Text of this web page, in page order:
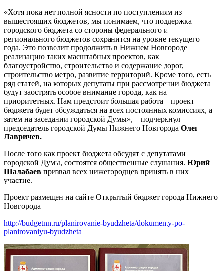
«Хотя пока нет полной ясности по поступлениям из
вышестоящих бюджетов, мы понимаем, что поддержка
городского бюджета со стороны федерального и
регионального бюджетов сохранится на уровне текущего
года. Это позволит продолжить в Нижнем Новгороде
реализацию таких масштабных проектов, как
благоустройство, строительство и содержание дорог,
строительство метро, развитие территорий. Кроме того, есть
ряд статей, на которых депутаты при рассмотрении бюджета
будут заострять особое внимание города, как на
приоритетных. Нам предстоит большая работа – проект
бюджета будет обсуждаться на всех постоянных комиссиях, а
затем на заседании городской Думы», – подчеркнул
председатель городской Думы Нижнего Новгорода Олег
Лавричев.
После того как проект бюджета обсудят с депутатами
городской Думы, состоятся общественные слушания. Юрий
Шалабаев призвал всех нижегородцев принять в них
участие.
Проект размещен на сайте Открытый бюджет города Нижнего
Новгорода
http://budgetnn.ru/planirovanie-byudzheta/dokumenty-po-
planirovaniyu-byudzheta